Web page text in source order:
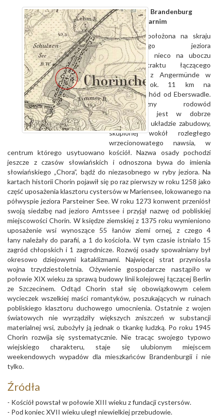
Bundesland: Brandenburg
Landkreis:Barnim
Duża wieś położona na skraju
wysychającego jeziora
Schulzensee, nieco na uboczu
starego traktu łączącego
Eberswalde z Angermünde w
odległości ok. 11 km na
północny-wchód od Eberswadle.
Średniowieczny rodowód
dostrzegalny jest w dobrze
zachowanym układzie zabudowy,
skupionej wokół rozległego
wrzecionowatego nawsia, w
centrum którego usytuowano kościół. Nazwa osady pochodzi
jeszcze z czasów słowiańskich i odnoszona bywa do imienia
słowiańskiego „Chora”, bądź do niezasobnego w ryby jeziora. Na
kartach historii Chorin pojawił się po raz pierwszy w roku 1258 jako
część uposażenia klasztoru cystersów w Mariensee, lokowanego na
półwyspie jeziora Parsteiner See. W roku 1273 konwent przeniósł
swoją siedzibę nad jezioro Amtssee i przyjął nazwę od pobliskiej
miejscowości Chorin. W księdze ziemskiej z 1375 roku wymieniono
uposażenie wsi wynoszące 55 łanów ziemi ornej, z czego 4
łany należały do parafii, a 1 do kościoła. W tym czasie istniało 15
zagród chłopskich i 1 zagrodnicze. Rozwój osady spowalniany był
okresowo dziejowymi kataklizmami. Najwięcej strat przyniosła
wojna trzydziestoletnia. Ożywienie gospodarcze nastąpiło w
połowie XIX wieku za sprawą budowy linii kolejowej łączącej Berlin
ze Szczecinem. Odtąd Chorin stał się obowiązkowym celem
wycieczek wszelkiej maści romantyków, poszukających w ruinach
pobliskiego klasztoru duchowego umocnienia. Ostatnie z wojen
światowych nie wyrządziły większych zniszczeń w substancji
materialnej wsi, zubożyły ją jednak o tkankę ludzką. Po roku 1945
Chorin rozwija się systematycznie. Nie tracąc swojego typowo
wiejskiego charakteru, staje się ulubionym miejscem
weekendowych wypadów dla mieszkańców Brandenburgii i nie
tylko.
Źródła
- Kościół powstał w połowie XIII wieku z fundacji cystersów.
- Pod koniec XVII wieku uległ niewielkiej przebudowie.